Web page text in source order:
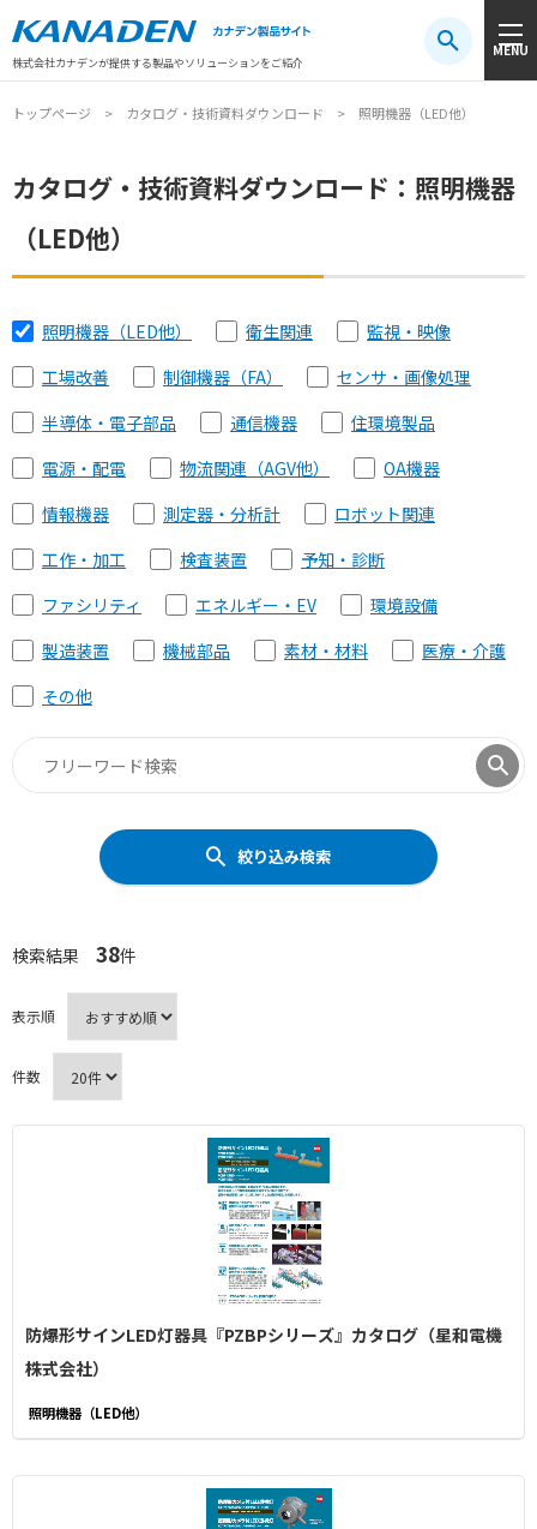
株式会社カナデンが提供する製品やソリューションをご紹介
MENU
注目キーワード#振動センサ#AGV #防爆#アシストスーツ
トップページ カタログ・技術資料ダウンロード 照明機器（LED他）
カタログ・技術資料ダウンロード：照明機器
（LED他）
照明機器（LED他） 衛生関連
監視・映像
工場改善
制御機器（FA）
センサ・画像処理
半導体・電子部品
通信機器
住環境製品
電源・配電
物流関連（AGV他）
OA機器
情報機器
測定器・分析計
ロボット関連
工作・加工
検査装置
予知・診断
ファシリティ
エネルギー・EV
環境設備
製造装置
機械部品 素材・材料
医療・介護
その他
絞り込み検索
検索結果 38件
表示順
件数
防爆形サインLED灯器具『PZBPシリーズ』カタログ（星和電機
株式会社）
照明機器（LED他）